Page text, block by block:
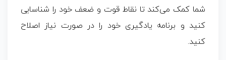
شما کمک می‌کند تا نقاط قوت و ضعف خود را شناسایی
کنید و برنامه یادگیری خود را در صورت نیاز اصلاح
کنید.